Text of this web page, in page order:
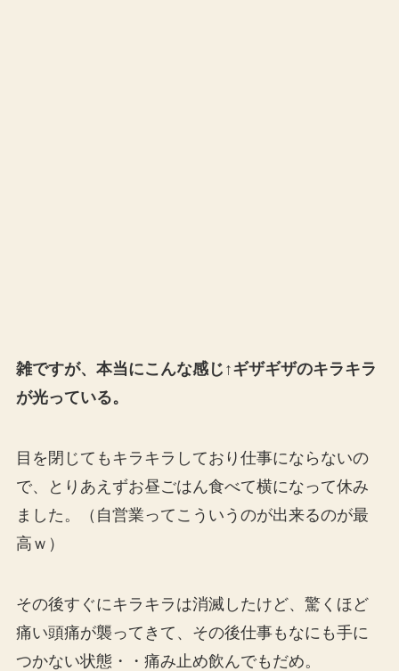
雑ですが、本当にこんな感じ↑ギザギザのキラキラ
が光っている。
目を閉じてもキラキラしており仕事にならないの
で、とりあえずお昼ごはん食べて横になって休み
ました。（自営業ってこういうのが出来るのが最
高ｗ）
その後すぐにキラキラは消滅したけど、驚くほど
痛い頭痛が襲ってきて、その後仕事もなにも手に
つかない状態・・痛み止め飲んでもだめ。